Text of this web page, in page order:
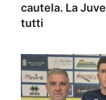
cautela. La
tutti